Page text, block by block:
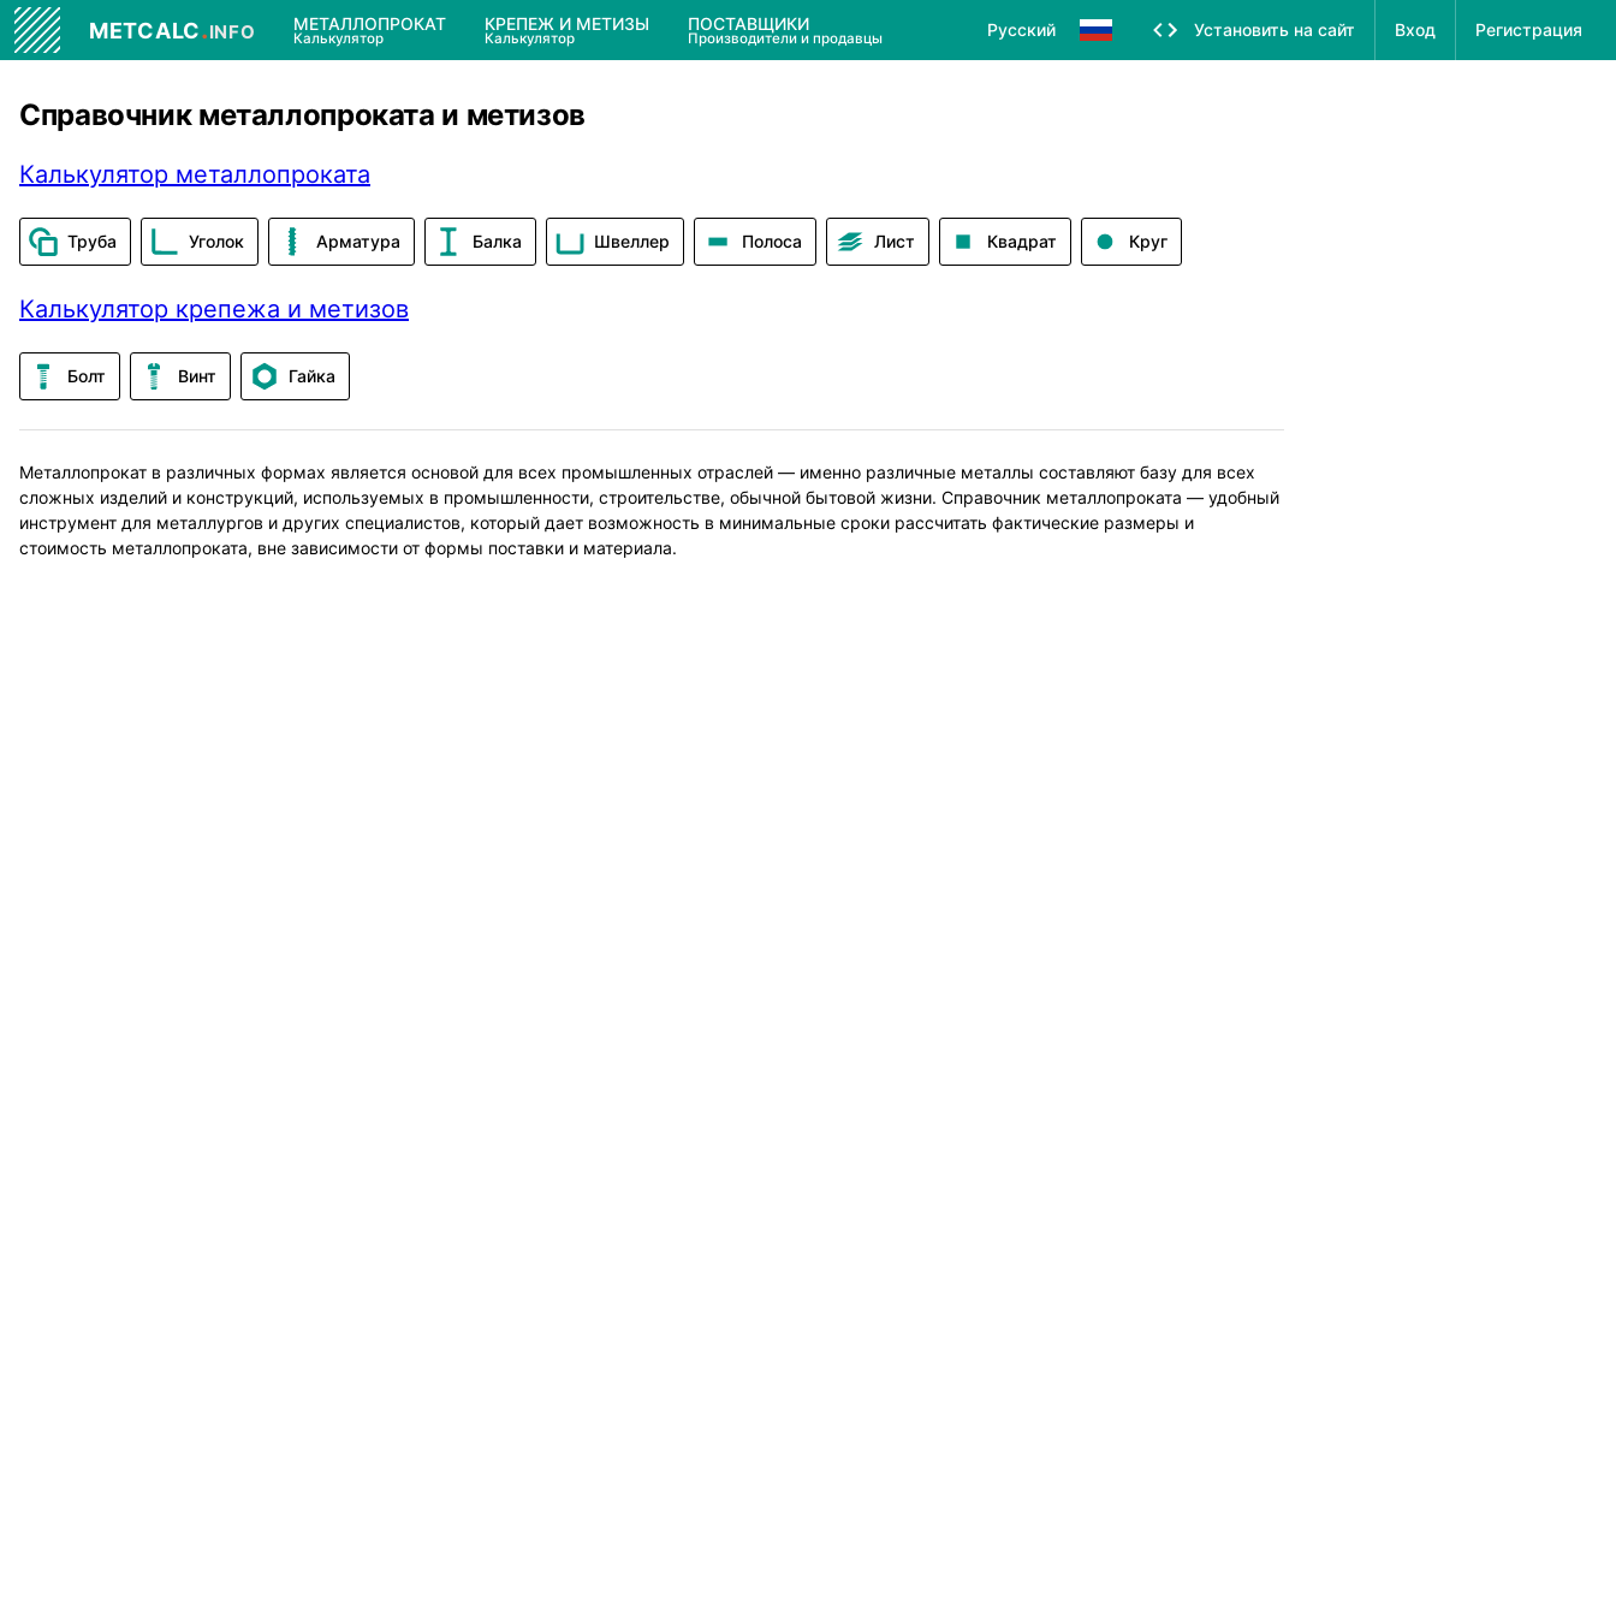
METCALC.INFO МЕТАЛЛОПРОКАТ
Калькулятор
КРЕПЕЖ И МЕТИЗЫ
Калькулятор
ПОСТАВЩИКИ
Производители и продавцы Русский Установить на сайт Вход Регистрация
Справочник металлопроката и метизов
Калькулятор металлопроката
Труба Уголок Арматура Балка Швеллер Полоса Лист Квадрат Круг
Калькулятор крепежа и метизов
Болт Винт Гайка
Металлопрокат в различных формах является основой для всех промышленных отраслей — именно различные металлы составляют базу для всех
сложных изделий и конструкций, используемых в промышленности, строительстве, обычной бытовой жизни. Справочник металлопроката — удобный
инструмент для металлургов и других специалистов, который дает возможность в минимальные сроки рассчитать фактические размеры и
стоимость металлопроката, вне зависимости от формы поставки и материала.